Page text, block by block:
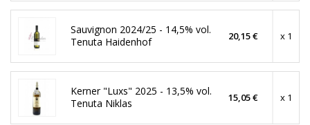
Sauvignon 2024/25 - 14,5% vol.
Tenuta Haidenhof
20,15 € x 1
Kerner "Luxs" 2025 - 13,5% vol.
Tenuta Niklas
15,05 € x 1